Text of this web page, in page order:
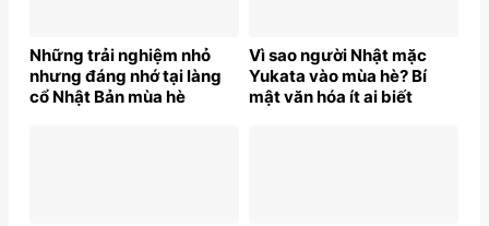
Những trải nghiệm nhỏ
nhưng đáng nhớ tại làng
cổ Nhật Bản mùa hè
Vì sao người Nhật mặc
Yukata vào mùa hè? Bí
mật văn hóa ít ai biết